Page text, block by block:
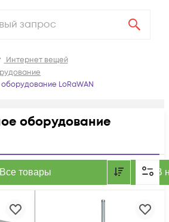
Интернет вещей
LoRaWAN
оборудование
Все товары В